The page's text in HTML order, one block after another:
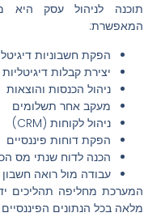
תוכנה לניהול עסק היא
המאפשרת:
הפקת חשבוניות
יצירת קבלות דיגיטליות
ניהול הכנסות והוצאות
מעקב אחר תשלומים
ניהול לקוחות (CRM)
הפקת דוחות פיננסיים
הכנה לדוח שנתי מס
עבודה מול רואה חשבון
המערכת מחליפה תהליכים
מלאה בכל הנתונים